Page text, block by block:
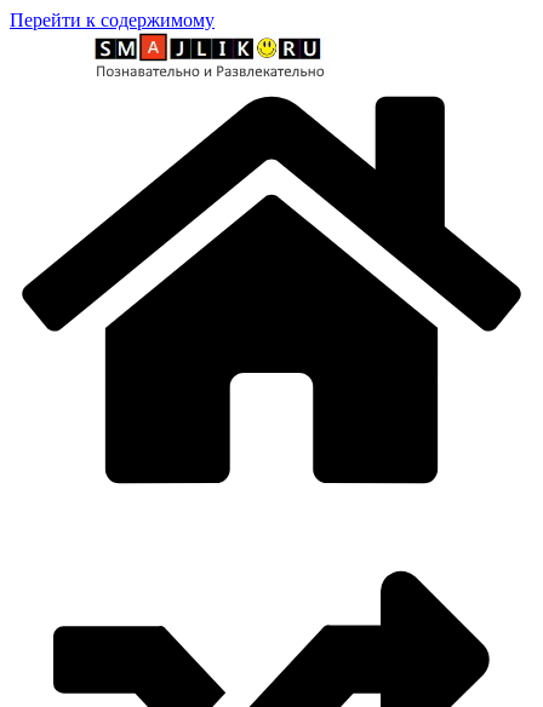
Перейти к содержимому